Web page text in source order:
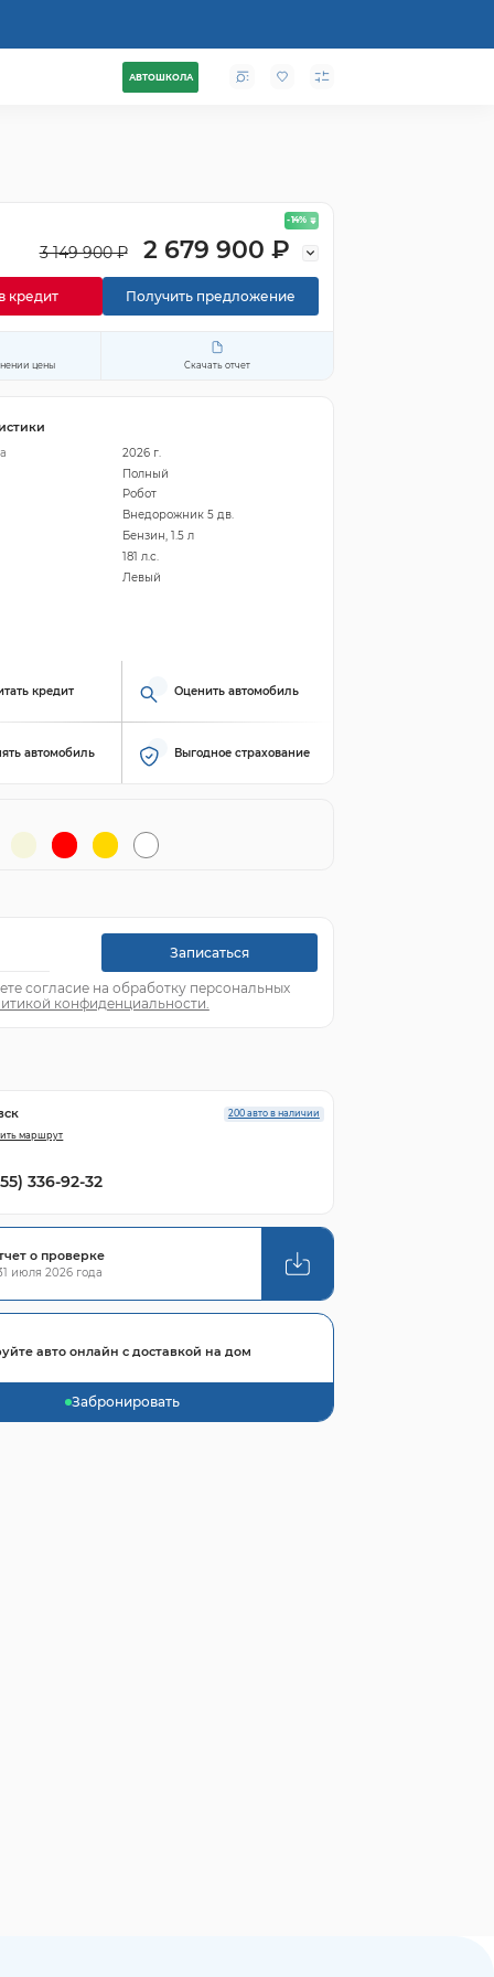
АВТОШКОЛА
- 14%
3 149 900 ₽ 2 679 900 ₽
кредит Получить предложение
цены Скачать отчет
2026 г.
Полный
Робот
Внедорожник 5 дв.
Бензин, 1.5 л
181 л.с.
Левый
кредит Оценить автомобиль
автомобиль Выгодное страхование
Записаться
согласие на обработку персональных
конфиденциальности.
200 авто в наличии
маршрут
336-92-32
о проверке
июля 2026 года
авто онлайн с доставкой на дом
Забронировать